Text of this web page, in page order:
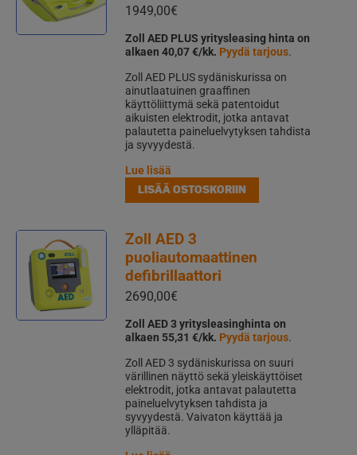
1949,00€
Zoll AED PLUS yritysleasing hinta on
alkaen 40,07 €/kk. Pyydä tarjous.
Zoll AED PLUS sydäniskurissa on
ainutlaatuinen graaffinen
käyttöliittymä sekä patentoidut
aikuisten elektrodit, jotka antavat
palautetta paineluelvytyksen tahdista
ja syvyydestä.
Lue lisää
LISÄÄ OSTOSKORIIN
Zoll AED 3
puoliautomaattinen
defibrillaattori
2690,00€
Zoll AED 3 yritysleasinghinta on
alkaen 55,31 €/kk. Pyydä tarjous.
Zoll AED 3 sydäniskurissa on suuri
värillinen näyttö sekä yleiskäyttöiset
elektrodit, jotka antavat palautetta
paineluelvytyksen tahdista ja
syvyydestä. Vaivaton käyttää ja
ylläpitää.